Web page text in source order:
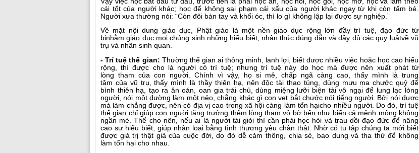
cái tốt của người khác; học để không sai phạm cái xấu của người khác ngay từ khi còn tấm bé.
Người xưa thường nói: “Còn đôi bàn tay và khối óc, thì lo gì không lập lại được sự nghiệp.”
Về mặt nội dung giáo dục, Phật giáo là một nền giáo dục rộng lớn đầy trí tuệ, đạo đức từ
binhằm giáo dục mọi chúng sinh những hiểu biết, nhận thức đúng đắn và đầy đủ các quy luậtvề vũ
trụ và nhân sinh quan.
- Trí tuệ thế gian: Thường thế gian ai thông minh, lanh lợi, biết được nhiều việc hoặc học cao hiểu
rộng, thì được cho là người có trí tuệ; nhưng trí tuệ này do học mà được nên xuất phát từ
lòng tham của con người. Chính vì vậy, họ si mê, chấp ngã càng cao, thấy mình là trung
tâm của vũ trụ, thấy mình là thầy thiên hạ, nên độc tài thao túng, dùng mưu ma chước quỷ để
bình thiên hạ, tạo ra ân oán, oan gia trái chủ, dùng miệng lưỡi biện tài vô ngại để lung lạc lòng
người, nói một đường làm một nẻo, chẳng khác gì con vẹt bắt chước nói tiếng người. Bởi nói được
mà làm chẳng được, nên có địa vị cao trong xã hội càng làm tổn hạicho nhiều người. Do đó, trí tuệ
thế gian chỉ giúp con người tăng trưởng thêm lòng tham vô bờ bến như biển cả mênh mông không
ngần mé. Thế cho nên, nếu ai là người tài giỏi thì cần phải học hỏi và trau dồi đạo đức để nâng
cao sự hiểu biết, giúp nhân loại bằng tình thương yêu chân thật. Nhờ có tu tập chúng ta mới biết
được giá trị thật giả của cuộc đời, do đó dễ cảm thông, chia sẻ, bao dung và tha thứ để không
làm tổn hại cho nhau.